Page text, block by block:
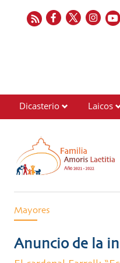
Dicasterio Laicos
Mayores
Anuncio de la